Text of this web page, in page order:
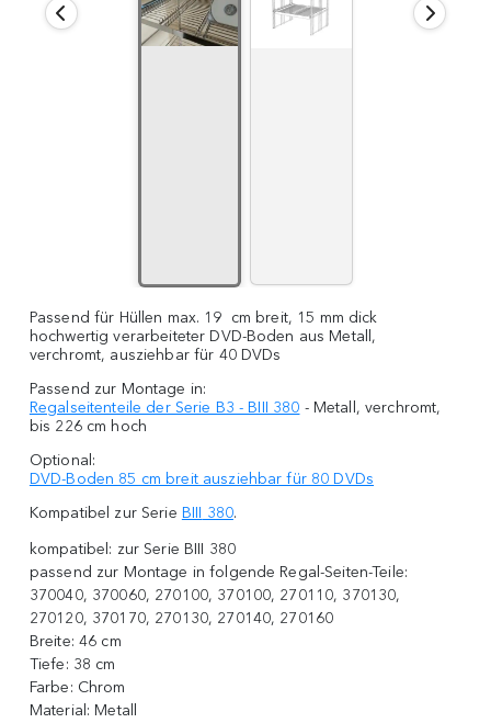
Passend für Hüllen max. 19 cm breit, 15 mm dick
hochwertig verarbeiteter DVD-Boden aus Metall,
verchromt, ausziehbar für 40 DVDs
Passend zur Montage in:
Regalseitenteile der Serie B3 - BIII 380 - Metall, verchromt,
bis 226 cm hoch
Optional:
DVD-Boden 85 cm breit ausziehbar für 80 DVDs
Kompatibel zur Serie BIII 380.
kompatibel: zur Serie BIII 380
passend zur Montage in folgende Regal-Seiten-Teile:
370040, 370060, 270100, 370100, 270110, 370130,
270120, 370170, 270130, 270140, 270160
Breite: 46 cm
Tiefe: 38 cm
Farbe: Chrom
Material: Metall